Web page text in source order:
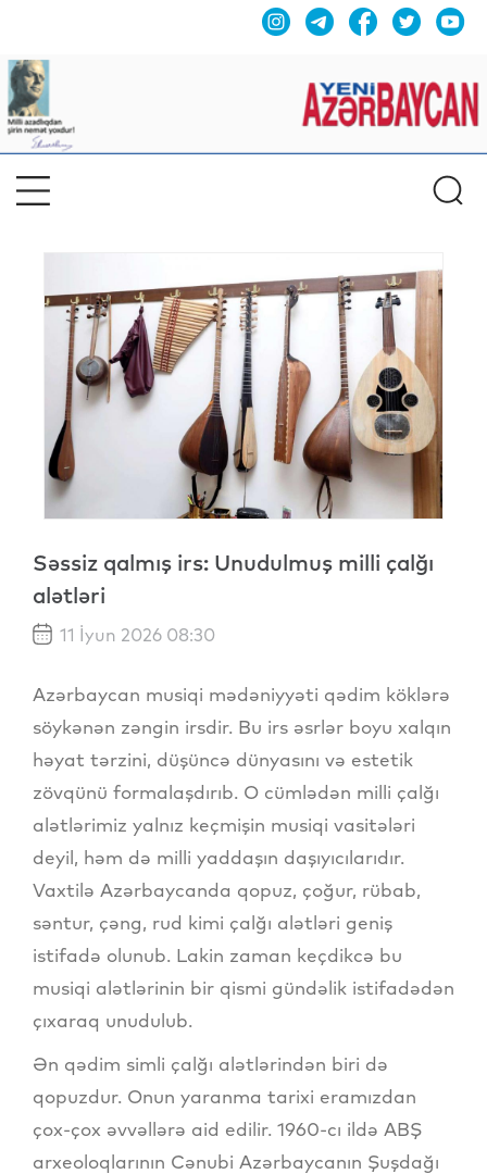
Səssiz qalmış irs: Unudulmuş milli çalğı
alətləri
11 İyun 2026 08:30
Azərbaycan musiqi mədəniyyəti qədim köklərə
söykənən zəngin irsdir. Bu irs əsrlər boyu xalqın
həyat tərzini, düşüncə dünyasını və estetik
zövqünü formalaşdırıb. O cümlədən milli çalğı
alətlərimiz yalnız keçmişin musiqi vasitələri
deyil, həm də milli yaddaşın daşıyıcılarıdır.
Vaxtilə Azərbaycanda qopuz, çoğur, rübab,
səntur, çəng, rud kimi çalğı alətləri geniş
istifadə olunub. Lakin zaman keçdikcə bu
musiqi alətlərinin bir qismi gündəlik istifadədən
çıxaraq unudulub.
Ən qədim simli çalğı alətlərindən biri də
qopuzdur. Onun yaranma tarixi eramızdan
çox-çox əvvəllərə aid edilir. 1960-cı ildə ABŞ
arxeoloqlarının Cənubi Azərbaycanın Şuşdağı